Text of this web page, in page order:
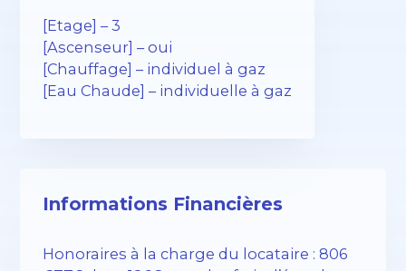
[Etage] – 3
[Ascenseur] – oui
[Chauffage] – individuel à gaz
[Eau Chaude] – individuelle à gaz
Informations Financières
Honoraires à la charge du locataire : 806